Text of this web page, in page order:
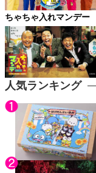
人気ランキング
ちゃちゃ入れマンデー